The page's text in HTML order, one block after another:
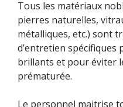
Tous les matériaux
pierres naturelles,
métalliques, etc.) sont
d’entretien spécifiques
brillants et pour éviter
prématurée.
Le personnel maitrise